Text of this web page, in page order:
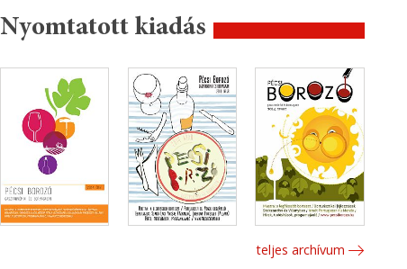
Nyomtatott kiadás
teljes archívum